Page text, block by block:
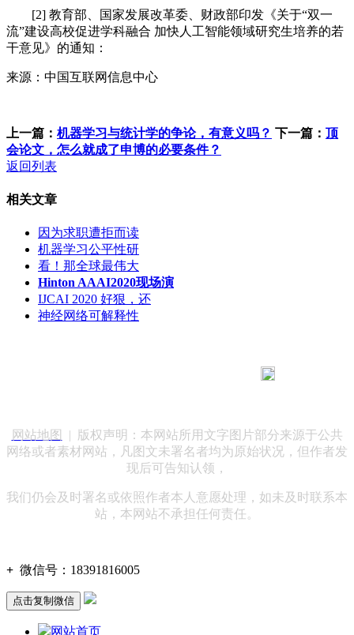
[2] 教育部、国家发展改革委、财政部印发《关于“双一
流”建设高校促进学科融合 加快人工智能领域研究生培养的若
干意见》的通知：
来源：中国互联网信息中心
上一篇： 机器学习与统计学的争论，有意义吗？ 下一篇： 顶
会论文，怎么就成了申博的必要条件？
返回列表
相关文章
因为求职遭拒而读
机器学习公平性研
看！那全球最伟大
Hinton AAAI2020现场演
IJCAI 2020 好狠，还
神经网络可解释性
网站地图
| 版权声明：本网站所用文字图片部分来源于公共
网络或者素材网站，凡图文未署名者均为原始状况，但作者发
现后可告知认领，
我们仍会及时署名或依照作者本人意愿处理，如未及时联系本
站，本网站不承担任何责任。
+ 微信号： 18391816005
点击复制微信
网站首页